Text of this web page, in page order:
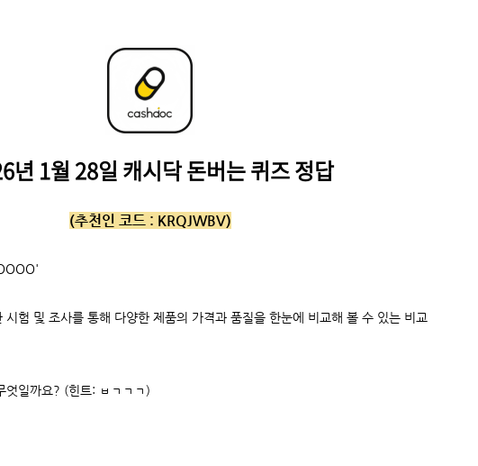
년 1월 28일캐시닥 돈버는 퀴즈 정답
(추천인 코드 : KRQJWBV)
험 및 조사를 통해 다양한 제품의 가격과 품질을 한눈에 비교해 볼 수 있는 비교
엇일까요? (힌트: ㅂㄱㄱㄱ)